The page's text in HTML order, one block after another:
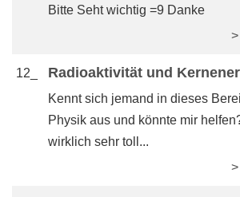
Bitte Seht wichtig =9 Danke
12_ Radioaktivität und
Kennt sich jemand in dieses
Physik aus und könnte mir
wirklich sehr toll...